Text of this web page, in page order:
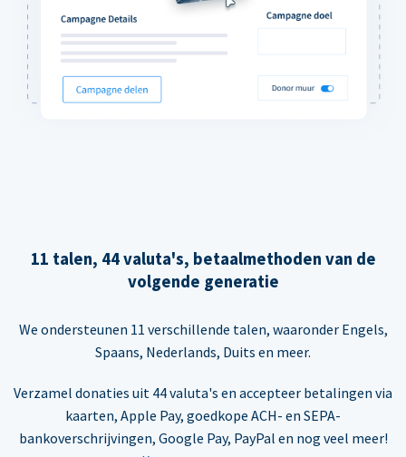
11 talen, 44 valuta's, betaalmethoden van de
volgende generatie
We ondersteunen 11 verschillende talen, waaronder Engels,
Spaans, Nederlands, Duits en meer.
Verzamel donaties uit 44 valuta's en accepteer betalingen via
kaarten, Apple Pay, goedkope ACH- en SEPA-
bankoverschrijvingen, Google Pay, PayPal en nog veel meer!